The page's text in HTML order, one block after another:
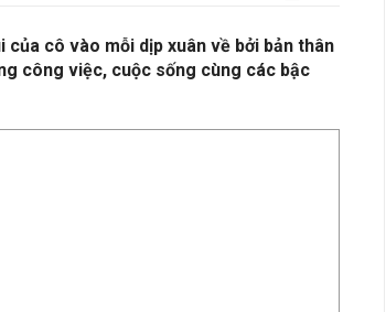
cô vào mỗi dịp xuân về bởi bản thân
công việc, cuộc sống cùng các bậc